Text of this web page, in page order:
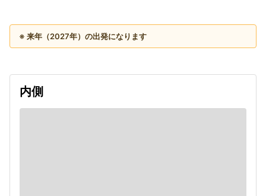
※ 来年（2027年）の出発になります
内側